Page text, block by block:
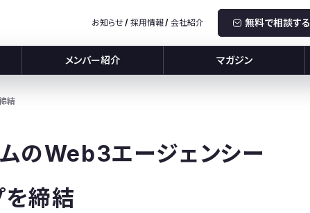
お知らせ 採用情報 会社紹介 無料で相談する
メンバー紹介 マガジン
結
Web3エージェンシー
を締結